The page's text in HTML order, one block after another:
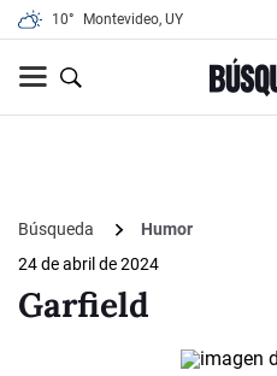
10° Montevideo, UY
Búsqueda
Humor
24 de abril de 2024
Garfield